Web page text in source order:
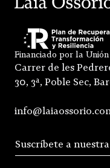
Financiado por la
Carrer de les
30, 3ª, Poble Sec,